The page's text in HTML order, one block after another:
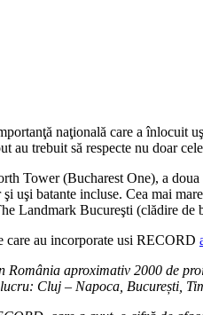
naţională care a înlocuit
au trebuit să respecte nu doar
Tower (Bucharest One), a
şi uşi batante incluse. Cea mai
Landmark Bucureşti (clădire
care au incorporate usi RECORD
România aproximativ 2000 de
Cluj – Napoca, București,